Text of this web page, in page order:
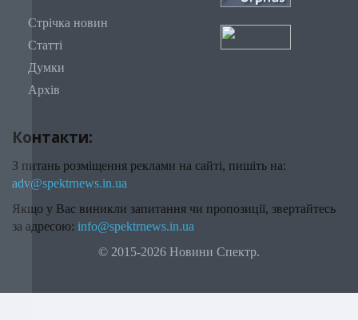
Стрічка новин
Статті
Думки
Архів
Контакти:
З питань розміщення реклами на сайті, пишіть на:
adv@spektrnews.in.ua
Якщо у Вас виникли запитання чи пропозиції, звертайтесь
за адресою: info@spektrnews.in.ua
© 2015-2026 Новини Спектр.